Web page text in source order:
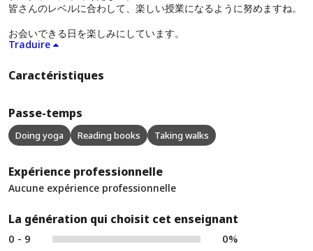
皆さんのレベルに合わして、楽しい授業になるように努めますね。
お会いできる日を楽しみにしています。
Traduire
Caractéristiques
Passe-temps
Doing yoga Reading books Taking walks
Expérience professionnelle
Aucune expérience professionnelle
La génération qui choisit cet enseignant
0 - 9
0%